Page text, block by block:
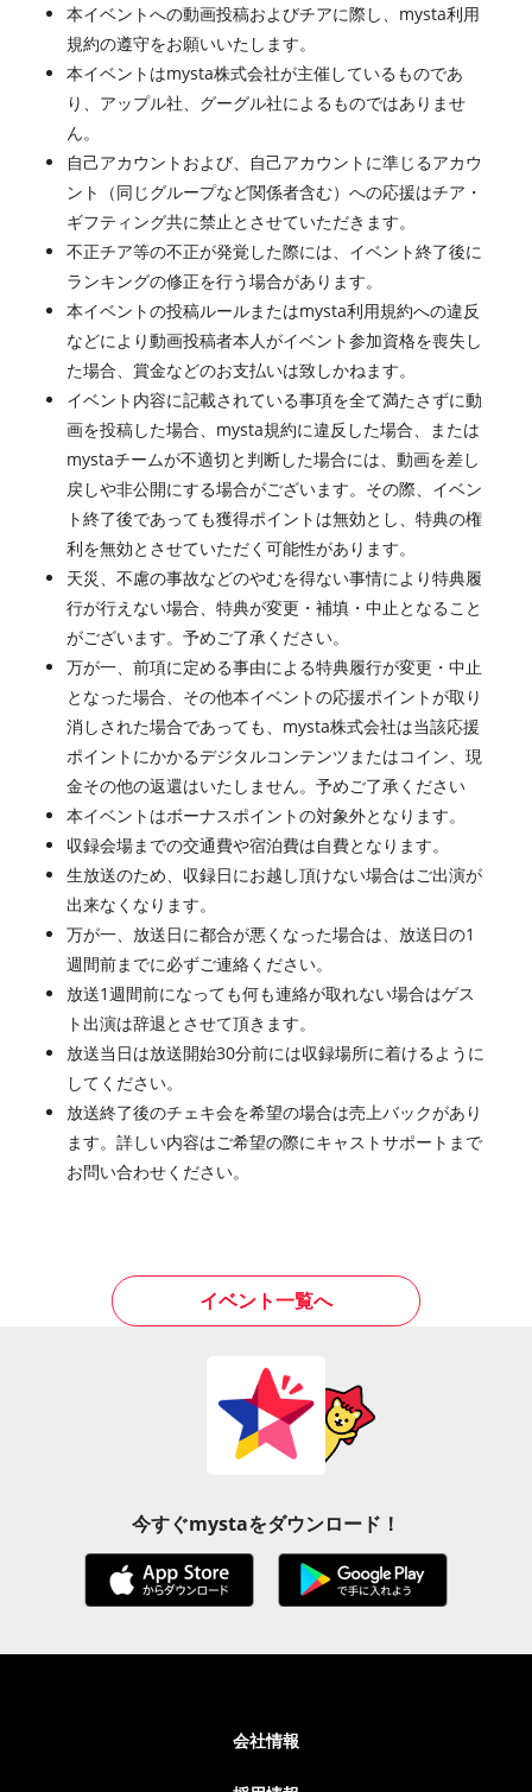
本イベントへの動画投稿およびチアに際し、mysta利用
規約の遵守をお願いいたします。
本イベントはmysta株式会社が主催しているものであ
り、アップル社、グーグル社によるものではありませ
ん。
自己アカウントおよび、自己アカウントに準じるアカウ
ント（同じグループなど関係者含む）への応援はチア・
ギフティング共に禁止とさせていただきます。
不正チア等の不正が発覚した際には、イベント終了後に
ランキングの修正を行う場合があります。
本イベントの投稿ルールまたはmysta利用規約への違反
などにより動画投稿者本人がイベント参加資格を喪失し
た場合、賞金などのお支払いは致しかねます。
イベント内容に記載されている事項を全て満たさずに動
画を投稿した場合、mysta規約に違反した場合、または
mystaチームが不適切と判断した場合には、動画を差し
戻しや非公開にする場合がございます。その際、イベン
ト終了後であっても獲得ポイントは無効とし、特典の権
利を無効とさせていただく可能性があります。
天災、不慮の事故などのやむを得ない事情により特典履
行が行えない場合、特典が変更・補填・中止となること
がございます。予めご了承ください。
万が一、前項に定める事由による特典履行が変更・中止
となった場合、その他本イベントの応援ポイントが取り
消しされた場合であっても、mysta株式会社は当該応援
ポイントにかかるデジタルコンテンツまたはコイン、現
金その他の返還はいたしません。予めご了承ください
本イベントはボーナスポイントの対象外となります。
収録会場までの交通費や宿泊費は自費となります。
生放送のため、収録日にお越し頂けない場合はご出演が
出来なくなります。
万が一、放送日に都合が悪くなった場合は、放送日の1
週間前までに必ずご連絡ください。
放送1週間前になっても何も連絡が取れない場合はゲス
ト出演は辞退とさせて頂きます。
放送当日は放送開始30分前には収録場所に着けるように
してください。
放送終了後のチェキ会を希望の場合は売上バックがあり
ます。詳しい内容はご希望の際にキャストサポートまで
お問い合わせください。
イベント一覧へ
今すぐmystaをダウンロード！
会社情報